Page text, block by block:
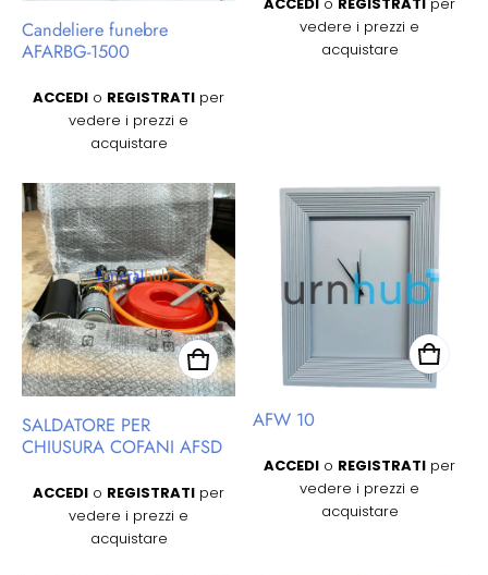
Candeliere funebre
AFARBG-1500
ACCEDI o REGISTRATI per
vedere i prezzi e
acquistare
vedere i prezzi e
acquistare
SALDATORE PER
CHIUSURA COFANI AFSD
ACCEDI o REGISTRATI per
vedere i prezzi e
acquistare
AFW 10
ACCEDI o REGISTRATI per
vedere i prezzi e
acquistare